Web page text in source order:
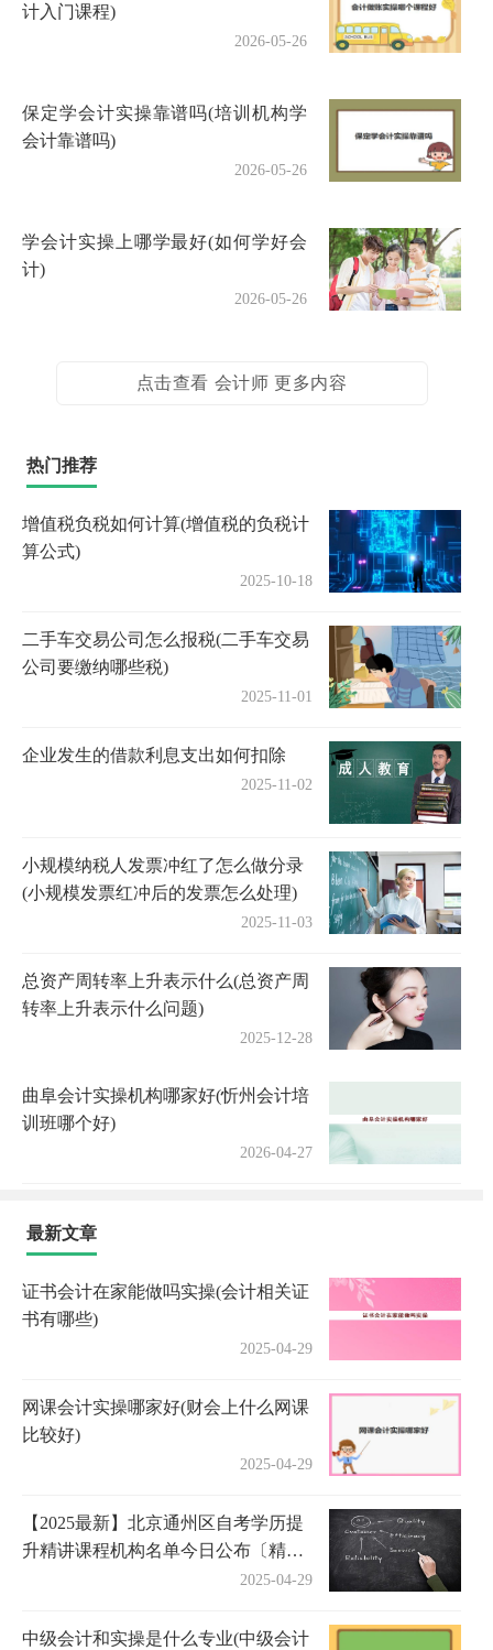
计入门课程)
2026-05-26
保定学会计实操靠谱吗(培训机构学
会计靠谱吗)
2026-05-26
学会计实操上哪学最好(如何学好会
计)
2026-05-26
点击查看 会计师 更多内容
热门推荐
增值税负税如何计算(增值税的负税计
算公式)
2025-10-18
二手车交易公司怎么报税(二手车交易
公司要缴纳哪些税)
2025-11-01
企业发生的借款利息支出如何扣除
2025-11-02
小规模纳税人发票冲红了怎么做分录
(小规模发票红冲后的发票怎么处理)
2025-11-03
总资产周转率上升表示什么(总资产周
转率上升表示什么问题)
2025-12-28
曲阜会计实操机构哪家好(忻州会计培
训班哪个好)
2026-04-27
最新文章
证书会计在家能做吗实操(会计相关证
书有哪些)
2025-04-29
网课会计实操哪家好(财会上什么网课
比较好)
2025-04-29
【2025最新】北京通州区自考学历提
升精讲课程机构名单今日公布〔精选
2025-04-29
中级会计和实操是什么专业(中级会计